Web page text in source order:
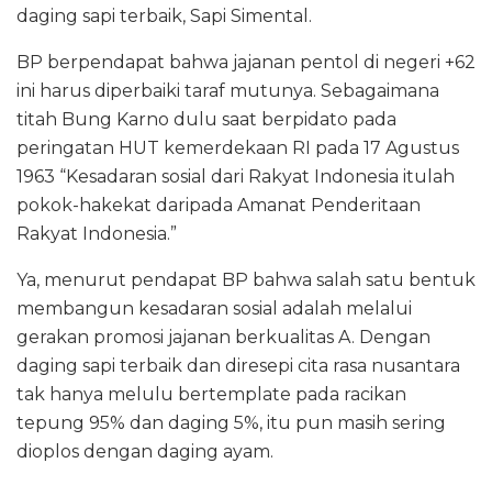
daging sapi terbaik, Sapi Simental.
BP berpendapat bahwa jajanan pentol di negeri +62
ini harus diperbaiki taraf mutunya. Sebagaimana
titah Bung Karno dulu saat berpidato pada
peringatan HUT kemerdekaan RI pada 17 Agustus
1963 “Kesadaran sosial dari Rakyat Indonesia itulah
pokok-hakekat daripada Amanat Penderitaan
Rakyat Indonesia.”
Ya, menurut pendapat BP bahwa salah satu bentuk
membangun kesadaran sosial adalah melalui
gerakan promosi jajanan berkualitas A. Dengan
daging sapi terbaik dan diresepi cita rasa nusantara
tak hanya melulu bertemplate pada racikan
tepung 95% dan daging 5%, itu pun masih sering
dioplos dengan daging ayam.